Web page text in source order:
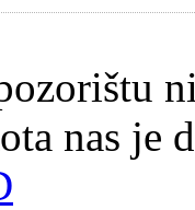
nas je